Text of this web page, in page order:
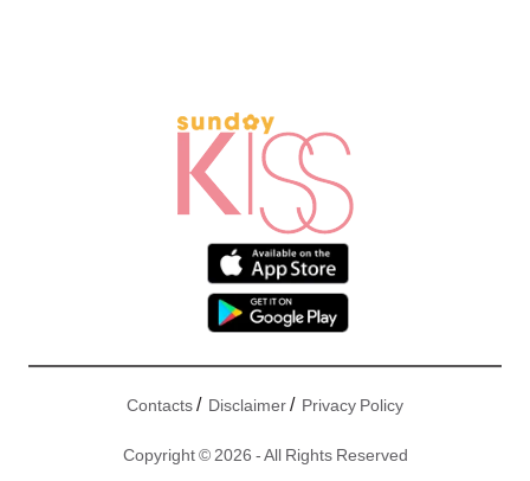
Contacts/ Disclaimer/ Privacy Policy
Copyright © 2026 - All Rights Reserved